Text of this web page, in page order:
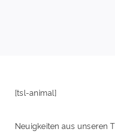
[tsl-animal]
Neuigkeiten aus unseren